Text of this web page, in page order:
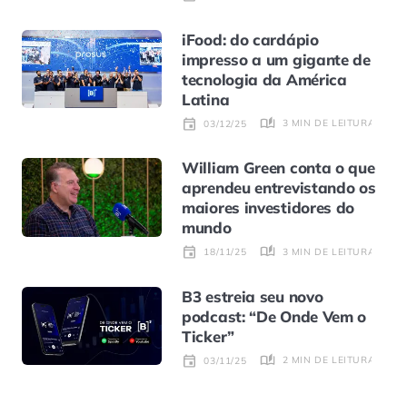
iFood: do cardápio
impresso a um gigante de
tecnologia da América
Latina
03/12/25 3 MIN DE LEITURA
William Green conta o que
aprendeu entrevistando os
maiores investidores do
mundo
18/11/25 3 MIN DE LEITURA
B3 estreia seu novo
podcast: “De Onde Vem o
Ticker”
03/11/25 2 MIN DE LEITURA